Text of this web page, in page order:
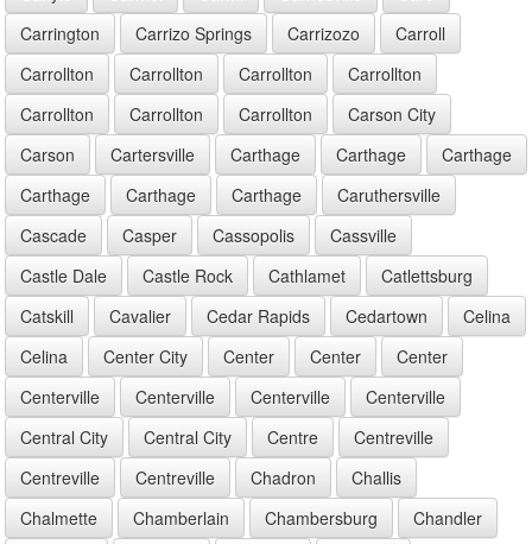
Carrington
Carrizo Springs Carrizozo
Carroll
Carrollton
Carrollton Carrollton
Carrollton
Carrollton
Carrollton Carrollton
Carson City
Carson
Cartersville Carthage Carthage
Carthage
Carthage
Carthage Carthage
Caruthersville
Cascade
Casper Cassopolis
Cassville
Castle Dale
Castle Rock Cathlamet
Catlettsburg
Catskill
Cavalier Cedar Rapids Cedartown
Celina
Celina
Center City Center Center
Center
Centerville
Centerville Centerville
Centerville
Central City
Central City Centre
Centreville
Centreville
Centreville Chadron
Challis
Chalmette
Chamberlain Chambersburg
Chandler